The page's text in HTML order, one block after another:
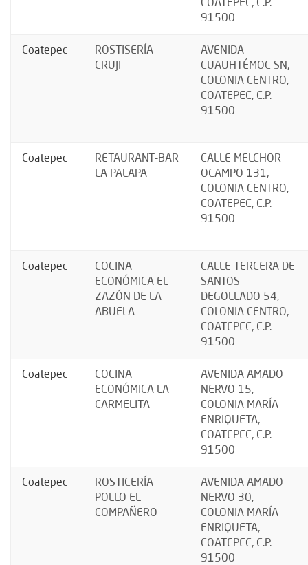
COATEPEC, C.P.
91500
Coatepec
ROSTISERÍA
CRUJI
AVENIDA
CUAUHTÉMOC SN,
COLONIA CENTRO,
COATEPEC, C.P.
91500
Coatepec
RETAURANT-BAR
LA PALAPA
CALLE MELCHOR
OCAMPO 131,
COLONIA CENTRO,
COATEPEC, C.P.
91500
Coatepec
COCINA
ECONÓMICA EL
ZAZÓN DE LA
ABUELA
CALLE TERCERA DE
SANTOS
DEGOLLADO 54,
COLONIA CENTRO,
COATEPEC, C.P.
91500
Coatepec
COCINA
ECONÓMICA LA
CARMELITA
AVENIDA AMADO
NERVO 15,
COLONIA MARÍA
ENRIQUETA,
COATEPEC, C.P.
91500
Coatepec
ROSTICERÍA
POLLO EL
COMPAÑERO
AVENIDA AMADO
NERVO 30,
COLONIA MARÍA
ENRIQUETA,
COATEPEC, C.P.
91500